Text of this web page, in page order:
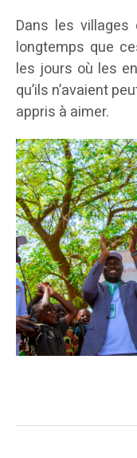
Dans les villages
longtemps que
les jours où les
qu’ils n’avaient
appris à aimer.